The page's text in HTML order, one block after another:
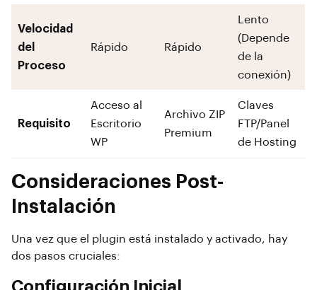
Velocidad
del
Proceso
Rápido Rápido
Lento
(Depende
de la
conexión)
Requisito
Acceso al
Escritorio
WP
Archivo ZIP
Premium
Claves
FTP/Panel
de Hosting
Consideraciones Post-
Instalación
Una vez que el plugin está instalado y activado, hay
dos pasos cruciales:
Configuración Inicial